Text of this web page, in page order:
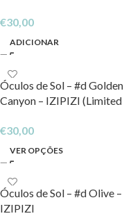
€30,00
ADICIONAR
Óculos de Sol – #d Golden
Canyon – IZIPIZI (Limited
€30,00
VER OPÇÕES
Óculos de Sol – #d Olive –
IZIPIZI